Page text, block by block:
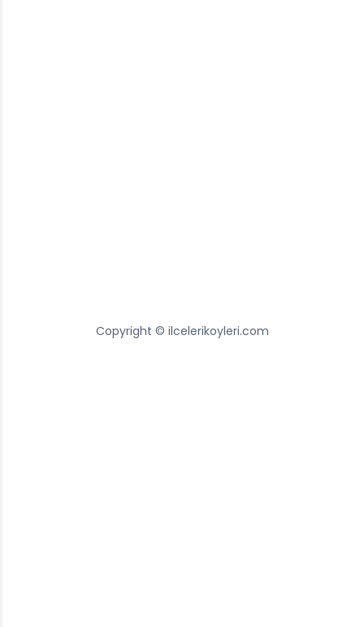
Copyright © ilcelerikoyleri.com